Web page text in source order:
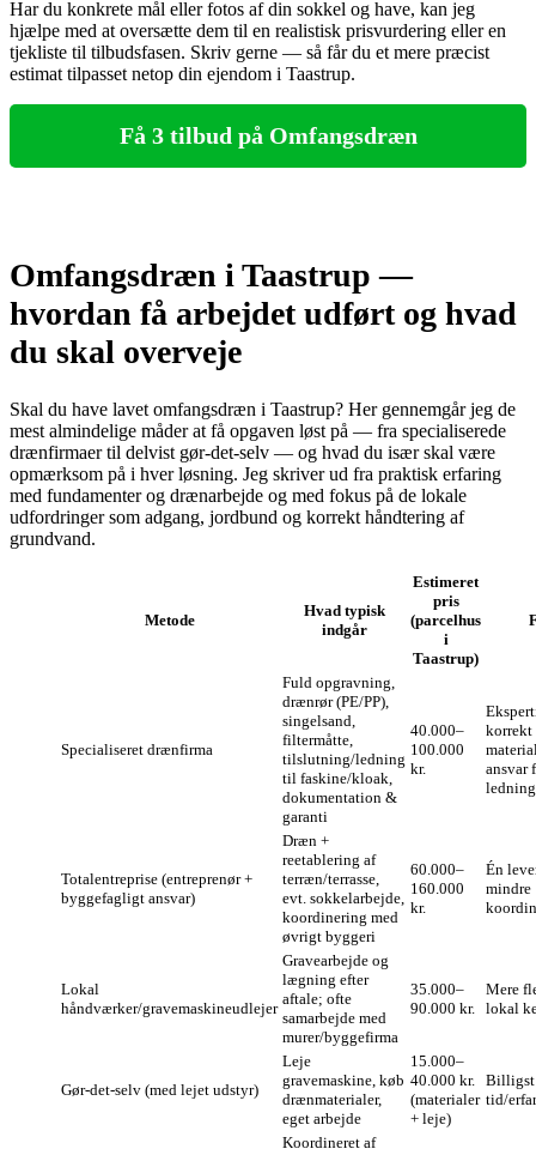
Har du konkrete mål eller fotos af din sokkel og have, kan jeg
hjælpe med at oversætte dem til en realistisk prisvurdering eller en
tjekliste til tilbudsfasen. Skriv gerne — så får du et mere præcist
estimat tilpasset netop din ejendom i Taastrup.
Få 3 tilbud på Omfangsdræn
Omfangsdræn i Taastrup —
hvordan få arbejdet udført og hvad
du skal overveje
Skal du have lavet omfangsdræn i Taastrup? Her gennemgår jeg de
mest almindelige måder at få opgaven løst på — fra specialiserede
drænfirmaer til delvist gør‑det‑selv — og hvad du især skal være
opmærksom på i hver løsning. Jeg skriver ud fra praktisk erfaring
med fundamenter og drænarbejde og med fokus på de lokale
udfordringer som adgang, jordbund og korrekt håndtering af
grundvand.
Metode
Hvad typisk
indgår
Estimeret
pris
(parcelhus
i
Taastrup)
Specialiseret drænfirma
Fuld opgravning,
drænrør (PE/PP),
singelsand,
filtermåtte,
tilslutning/ledning
til faskine/kloak,
dokumentation &
garanti
40.000–
100.000
kr.
korrekt
ansvar
Totalentreprise (entreprenør +
byggefagligt ansvar)
Dræn +
reetablering af
terræn/terrasse,
evt. sokkelarbejde,
koordinering med
øvrigt byggeri
60.000–
160.000
kr.
Én
mindre
Lokal
håndværker/gravemaskineudlejer
Gravearbejde og
lægning efter
aftale; ofte
samarbejde med
murer/byggefirma
35.000–
90.000 kr.
Mere
lokal
Gør‑det‑selv (med lejet udstyr)
Leje
gravemaskine, køb
drænmaterialer,
eget arbejde
15.000–
40.000 kr.
(materialer
+ leje)
Billigst
tid/
Koordineret af